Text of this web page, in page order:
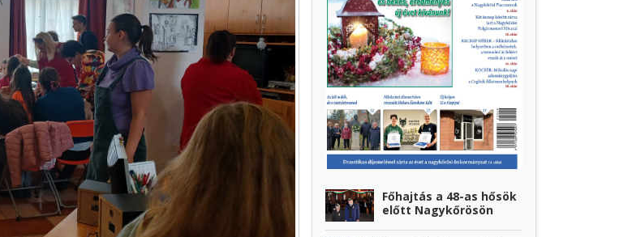
Főhajtás a 48-as hősök
előtt Nagykőrösön